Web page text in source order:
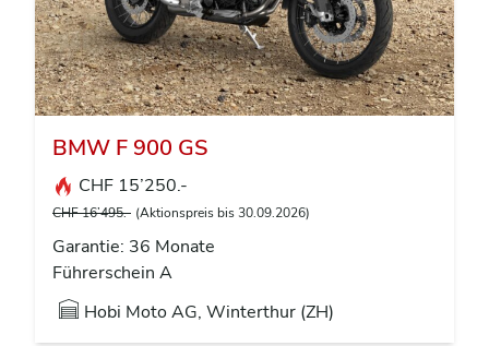
BMW F 900 GS
CHF 15’250.-
CHF 16’495.- (Aktionspreis bis 30.09.2026)
Garantie: 36 Monate
Führerschein A
Hobi Moto AG, Winterthur (ZH)